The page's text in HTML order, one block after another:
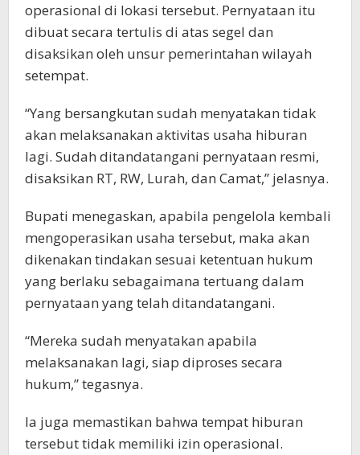
operasional di lokasi tersebut. Pernyataan itu
dibuat secara tertulis di atas segel dan
disaksikan oleh unsur pemerintahan wilayah
setempat.
“Yang bersangkutan sudah menyatakan tidak
akan melaksanakan aktivitas usaha hiburan
lagi. Sudah ditandatangani pernyataan resmi,
disaksikan RT, RW, Lurah, dan Camat,” jelasnya.
Bupati menegaskan, apabila pengelola kembali
mengoperasikan usaha tersebut, maka akan
dikenakan tindakan sesuai ketentuan hukum
yang berlaku sebagaimana tertuang dalam
pernyataan yang telah ditandatangani.
“Mereka sudah menyatakan apabila
melaksanakan lagi, siap diproses secara
hukum,” tegasnya.
Ia juga memastikan bahwa tempat hiburan
tersebut tidak memiliki izin operasional.